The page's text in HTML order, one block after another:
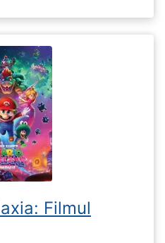
Filmul